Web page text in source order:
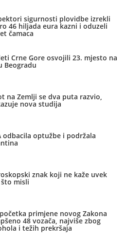
sigurnosti plovidbe izrekli
46 hiljada eura kazni i oduzeli
čamaca
Crne Gore osvojili 23. mjesto na
Beogradu
na Zemlji se dva puta razvio,
nova studija
odbacila optužbe i podržala
znak koji ne kaže uvek
što misli
primjene novog Zakona
48 vozača, najviše zbog
i težih prekršaja